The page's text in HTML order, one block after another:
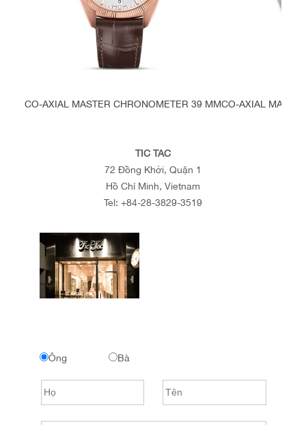
CO-AXIAL MASTER CHRONOMETER 39 MMCO-AXIAL
TIC TAC
72 Đồng Khởi, Quận 1
Hồ Chí Minh, Vietnam
Tel: +84-28-3829-3519
Ông Bà